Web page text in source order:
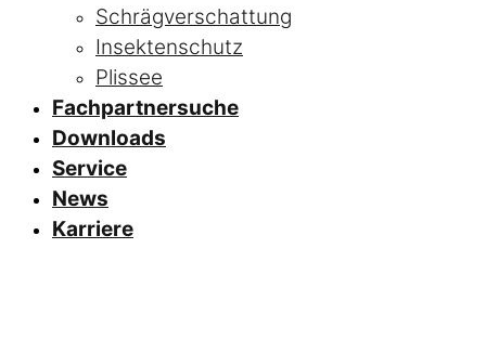
Schrägverschattung
Insektenschutz
Plissee
Fachpartnersuche
Downloads
Service
News
Karriere